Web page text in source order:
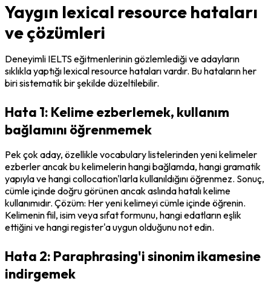
Yaygın lexical resource hataları
ve çözümleri
Deneyimli IELTS eğitmenlerinin gözlemlediği ve adayların
sıklıkla yaptığı lexical resource hataları vardır. Bu hataların her
biri sistematik bir şekilde düzeltilebilir.
Hata 1: Kelime ezberlemek, kullanım
bağlamını öğrenmemek
Pek çok aday, özellikle vocabulary listelerinden yeni kelimeler
ezberler ancak bu kelimelerin hangi bağlamda, hangi gramatik
yapıyla ve hangi collocation'larla kullanıldığını öğrenmez. Sonuç,
cümle içinde doğru görünen ancak aslında hatalı kelime
kullanımıdır. Çözüm: Her yeni kelimeyi cümle içinde öğrenin.
Kelimenin fiil, isim veya sıfat formunu, hangi edatların eşlik
ettiğini ve hangi register'a uygun olduğunu not edin.
Hata 2: Paraphrasing'i sinonim ikamesine
indirgemek